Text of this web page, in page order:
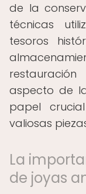
de la
técnicas
tesoros
aspecto de
papel
valiosas
La
de joyas